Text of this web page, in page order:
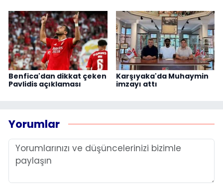
Benfica'dan dikkat çeken
Pavlidis açıklaması
Karşıyaka'da Muhaymin
imzayı attı
Yorumlar